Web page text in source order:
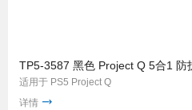
TP5-3587 黑色 Project Q 5合1 防
适用于 PS5 Project Q
详情